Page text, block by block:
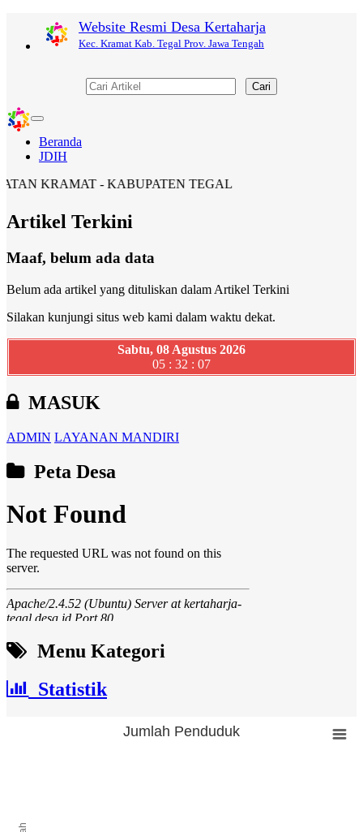
Website Resmi Desa Kertaharja
Kec. Kramat Kab. Tegal Prov. Jawa Tengah
Cari
Toggle
navigation
Beranda
JDIH
KRAMAT - KABUPATEN TEGAL
Artikel Terkini
Maaf, belum ada data
Belum ada artikel yang dituliskan dalam Artikel Terkini
Silakan kunjungi situs web kami dalam waktu dekat.
Sabtu, 08 Agustus 2026
05 : 32 : 07
MASUK
ADMIN LAYANAN MANDIRI
Peta Desa
Menu Kategori
Statistik
Jumlah Penduduk